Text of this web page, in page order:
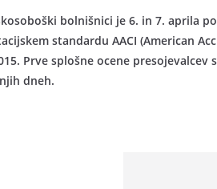
bolnišnici je 6. in 7. aprila
standardu AACI (American
Prve splošne ocene
dneh.